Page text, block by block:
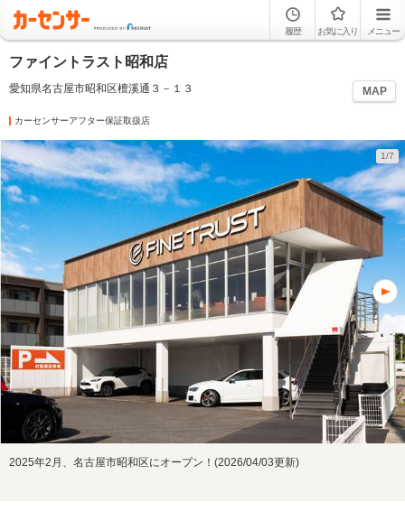
履歴 お気に入り メニュー
ファイントラスト昭和店
愛知県名古屋市昭和区檀溪通３－１３ MAP
カーセンサーアフター保証取扱店
1/7
2025年2月、名古屋市昭和区にオープン！(2026/04/03更新)